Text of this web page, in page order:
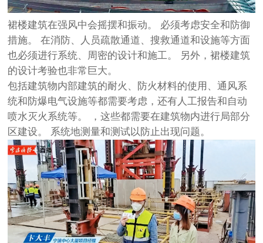
裙楼建筑在强风中会摇摆和振动。 必须考虑安全和防御
措施。 在消防、人员疏散通道、搜救通道和设施等方面
也必须进行系统、周密的设计和施工。 另外，裙楼建筑
的设计考验也非常巨大。
包括建筑物内部建筑的耐火、防火材料的使用、通风系
统和防爆电气设施等都需要考虑，还有人工报告和自动
喷水灭火系统等。 ，这些都需要在建筑物内进行局部分
区建设。 系统地测量和测试以防止出现问题。